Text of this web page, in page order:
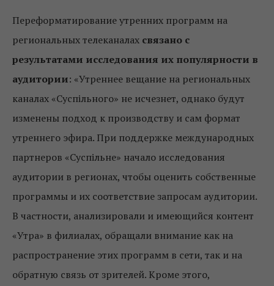
Переформатирование утренних программ на
региональных телеканалах связано с
результатами исследования их популярности в
аудитории: «Утреннее вещание на региональных
каналах «Суспільного» не исчезнет, ​​однако будут
изменены подход к производству и сам формат
утреннего эфира. При поддержке международных
партнеров «Суспільне» начало исследования
аудитории в регионах, чтобы оценить собственные
программы и их соответствие запросам аудитории.
В частности, анализировали и имеющийся контент
«Утра» в филиалах, обращали внимание как на
распространение этих программ в сети, так и на
обратную связь от зрителей. Кроме этого,